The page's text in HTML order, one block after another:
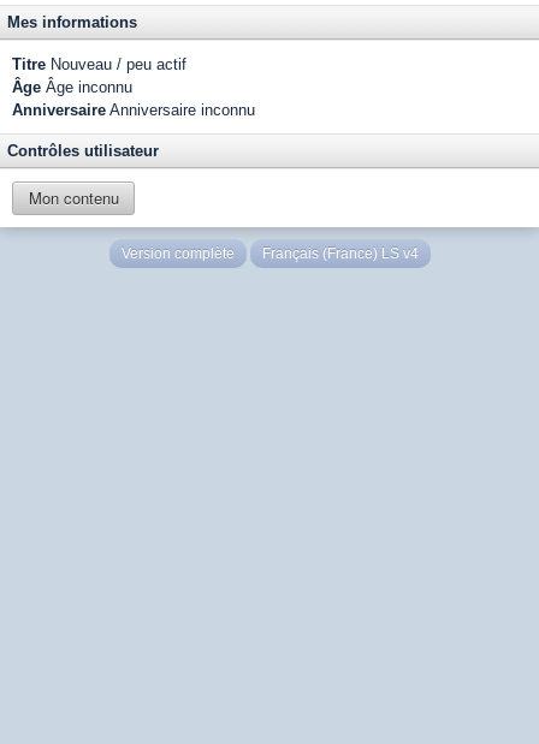
Mes informations
Titre Nouveau / peu actif
Âge Âge inconnu
Anniversaire Anniversaire inconnu
Contrôles utilisateur
Mon contenu
Version complète Français (France) LS v4